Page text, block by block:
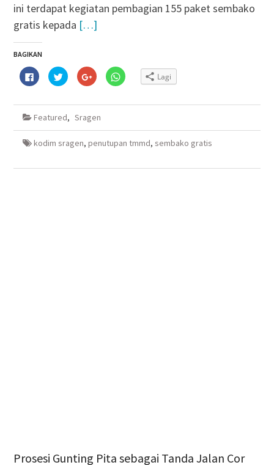
ini terdapat kegiatan pembagian 155 paket sembako
gratis kepada […]
BAGIKAN
Klik
untuk
membagikan
Facebook(Membuka
jendela
baru)
Klik
untuk
berbagi
Twitter(Membuka
jendela
baru)
Klik
untuk
berbagi
Google+
di
yang
baru)
Klik
untuk
WhatsApp(Membuka
baru)
Lagi
Featured, Sragen
kodim sragen, penutupan tmmd, sembako gratis
Prosesi Gunting Pita sebagai Tanda Jalan Cor